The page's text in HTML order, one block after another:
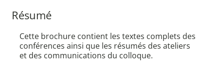
Résumé
Cette brochure contient les textes complets des
conférences ainsi que les résumés des ateliers
et des communications du colloque.